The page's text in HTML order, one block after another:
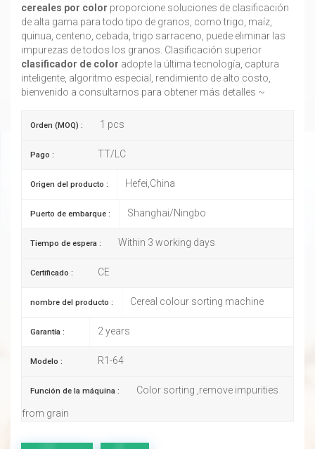
cereales por color proporcione soluciones de clasificación
de alta gama para todo tipo de granos, como trigo, maíz,
quinua, centeno, cebada, trigo sarraceno, puede eliminar las
impurezas de todos los granos. Clasificación superior
clasificador de color adopte la última tecnología, captura
inteligente, algoritmo especial, rendimiento de alto costo,
bienvenido a consultarnos para obtener más detalles ~
Orden (MOQ) : 1 pcs
Pago : TT/LC
Origen del producto : Hefei,China
Puerto de embarque : Shanghai/Ningbo
Tiempo de espera : Within 3 working days
Certificado : CE
nombre del producto : Cereal colour sorting machine
Garantía : 2 years
Modelo : R1-64
Función de la máquina : Color sorting ,remove impurities
from grain